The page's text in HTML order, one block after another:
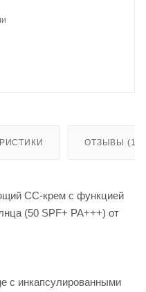
ОТЗЫВЫ (1)
СС-крем с функцией
(50 SPF+ PA+++) от
c инкапсулированными